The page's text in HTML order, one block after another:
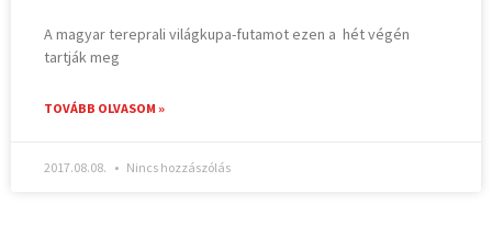
A magyar tereprali világkupa-futamot ezen a hét végén
tartják meg
TOVÁBB OLVASOM »
2017.08.08. Nincs hozzászólás